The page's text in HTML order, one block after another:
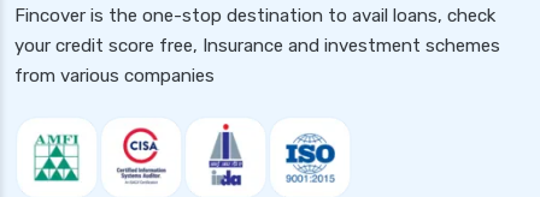
Fincover is the one-stop destination to avail loans, check
your credit score free, Insurance and investment schemes
from various companies